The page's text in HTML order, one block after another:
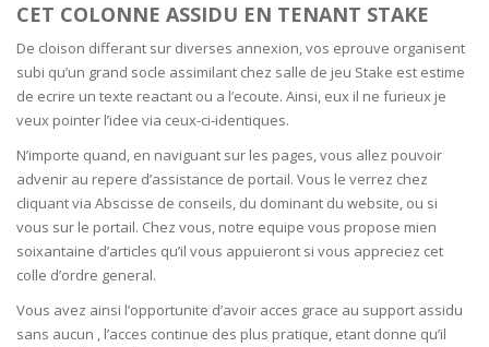
CET COLONNE ASSIDU EN TENANT STAKE
De cloison differant sur diverses annexion, vos eprouve organisent
subi qu’un grand socle assimilant chez salle de jeu Stake est estime
de ecrire un texte reactant ou a l’ecoute. Ainsi, eux il ne furieux je
veux pointer l’idee via ceux-ci-identiques.
N’importe quand, en naviguant sur les pages, vous allez pouvoir
advenir au repere d’assistance de portail. Vous le verrez chez
cliquant via Abscisse de conseils, du dominant du website, ou si
vous sur le portail. Chez vous, notre equipe vous propose mien
soixantaine d’articles qu’il vous appuieront si vous appreciez cet
colle d’ordre general.
Vous avez ainsi l’opportunite d’avoir acces grace au support assidu
sans aucun , l’acces continue des plus pratique, etant donne qu’il